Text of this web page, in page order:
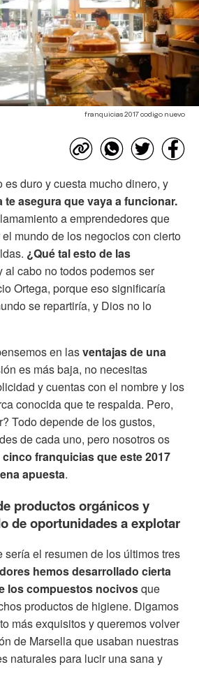
franquicias 2017 codigo nuevo
es duro y cuesta mucho dinero, y
te asegura que vaya a funcionar.
a emprendedores que
mundo de los negocios con cierto
¿Qué tal esto de las
al cabo no todos podemos ser
Ortega, porque eso significaría
se repartiría, y Dios no lo
en lasventajas de una
es más baja, no necesitas
y cuentas con el nombre y los
conocida que te respalda. Pero,
Todo depende de los gustos,
de cada uno, pero nosotros os
cinco franquicias que este 2017
apuesta.
productos orgánicos y
de oportunidades a explotar
sería el resumen de los últimos tres
hemos desarrollado cierta
los compuestos nocivosque
productos de higiene. Digamos
más exquisitos y queremos volver
de Marsella que usaban nuestras
naturales para lucir una sana y